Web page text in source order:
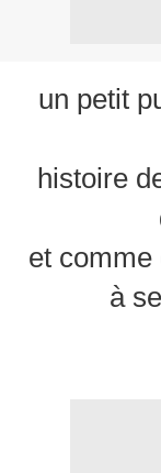
un petit
histoire
et comme
à